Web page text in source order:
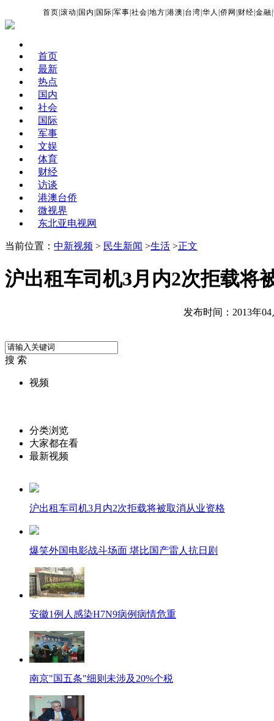
首页 |滚动 国内 国际 |军事 |社会 |地方 |港澳 台湾 |华人 |侨网 财经 |金融 |
首页
最新
热点
国内
社会
国际
军事
文娱
体育
财经
访谈
港澳台侨
微视界
东北亚电视网
当前位置： 中新视频 > 民生新闻 >生活 >正文
沪出租车司机3月内2次拒载将
发布时间：2013年04
搜 索
视频
分类浏览
大家都在看
最新视频
沪出租车司机3月内2次拒载将被取消从业资格
爆笑外国电影战斗场面 堪比国产雷人抗日剧
安徽1例人感染H7N9病例病情危重
南京"国五条"细则未涉及20%个税